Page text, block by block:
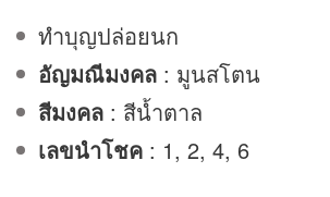
ทำบุญปล่อยนก
อัญมณีมงคล : มูนสโตน
สีมงคล : สีน้ำตาล
เลขนำโชค : 1, 2, 4, 6